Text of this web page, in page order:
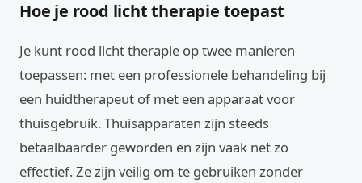
Hoe je rood licht therapie toepast
Je kunt rood licht therapie op twee manieren
toepassen: met een professionele behandeling bij
een huidtherapeut of met een apparaat voor
thuisgebruik. Thuisapparaten zijn steeds
betaalbaarder geworden en zijn vaak net zo
effectief. Ze zijn veilig om te gebruiken zonder